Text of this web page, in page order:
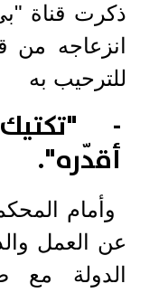
ذكرت قناة
انزعاجه من
للترحيب به
-
أقدّره".
وأمام
عن العمل
الدولة مع